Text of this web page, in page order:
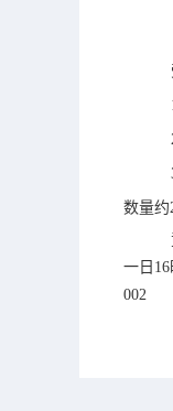
数量约
一日 16
002